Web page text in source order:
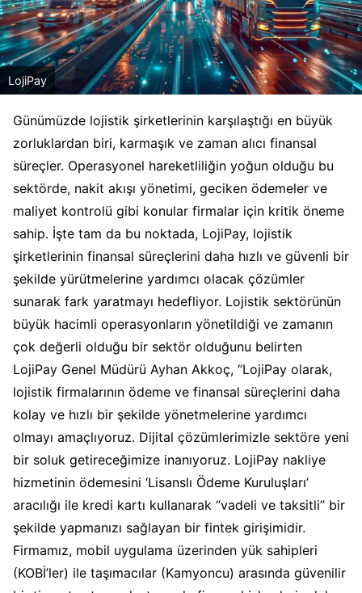
LojiPay
Günümüzde lojistik şirketlerinin karşılaştığı en büyük
zorluklardan biri, karmaşık ve zaman alıcı finansal
süreçler. Operasyonel hareketliliğin yoğun olduğu bu
sektörde, nakit akışı yönetimi, geciken ödemeler ve
maliyet kontrolü gibi konular firmalar için kritik öneme
sahip. İşte tam da bu noktada, LojiPay, lojistik
şirketlerinin finansal süreçlerini daha hızlı ve güvenli bir
şekilde yürütmelerine yardımcı olacak çözümler
sunarak fark yaratmayı hedefliyor. Lojistik sektörünün
büyük hacimli operasyonların yönetildiği ve zamanın
çok değerli olduğu bir sektör olduğunu belirten
LojiPay Genel Müdürü Ayhan Akkoç, “LojiPay olarak,
lojistik firmalarının ödeme ve finansal süreçlerini daha
kolay ve hızlı bir şekilde yönetmelerine yardımcı
olmayı amaçlıyoruz. Dijital çözümlerimizle sektöre yeni
bir soluk getireceğimize inanıyoruz. LojiPay nakliye
hizmetinin ödemesini ‘Lisanslı Ödeme Kuruluşları’
aracılığı ile kredi kartı kullanarak “vadeli ve taksitli” bir
şekilde yapmanızı sağlayan bir fintek girişimidir.
Firmamız, mobil uygulama üzerinden yük sahipleri
(KOBİ’ler) ile taşımacılar (Kamyoncu) arasında güvenilir